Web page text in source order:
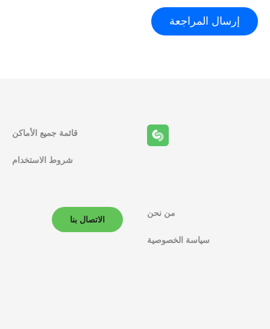
قائمة جميع الأماكن
شروط الاستخدام
من نحن
سياسة الخصوصية
الاتصال بنا